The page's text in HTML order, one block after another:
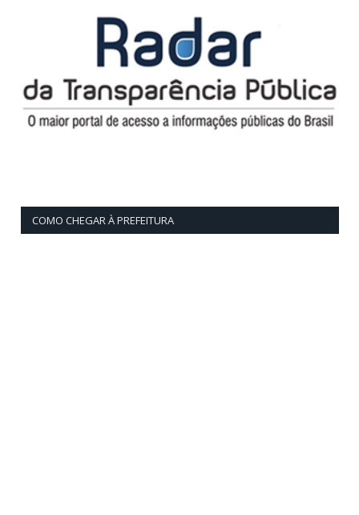
COMO CHEGAR À PREFEITURA